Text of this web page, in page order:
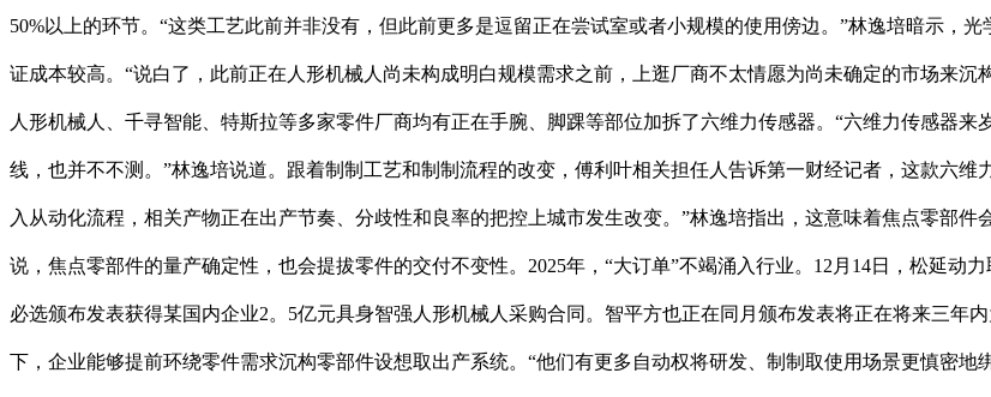
50%以上的环节。“这类工艺此前并非没有，但此前更多是逗留正在尝试室或者小规模的使用傍边。”林逸培暗示，
证成本较高。“说白了，此前正在人形机械人尚未构成明白规模需求之前，上逛厂商不太情愿为尚未确定的市场来沉
人形机械人、千寻智能、特斯拉等多家零件厂商均有正在手腕、脚踝等部位加拆了六维力传感器。“六维力传感器来
线，也并不不测。”林逸培说道。跟着制制工艺和制制流程的改变，傅利叶相关担任人告诉第一财经记者，这款六
入从动化流程，相关产物正在出产节奏、分歧性和良率的把控上城市发生改变。”林逸培指出，这意味着焦点零部
说，焦点零部件的量产确定性，也会提拔零件的交付不变性。2025年，“大订单”不竭涌入行业。12月14日，松延动
必选颁布发表获得某国内企业2。5亿元具身智强人形机械人采购合同。智平方也正在同月颁布发表将正在将来三年
下，企业能够提前环绕零件需求沉构零部件设想取出产系统。“他们有更多自动权将研发、制制取使用场景更慎密